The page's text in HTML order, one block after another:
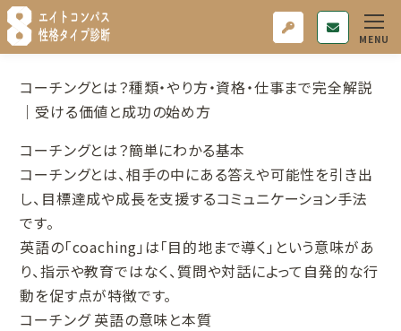
コーチングとは？種類・やり方・資格・仕事まで完全解説
｜受ける価値と成功の始め方
コーチングとは？簡単にわかる基本
コーチングとは、相手の中にある答えや可能性を引き出
し、目標達成や成長を支援するコミュニケーション手法
です。
英語の「coaching」は「目的地まで導く」という意味があ
り、指示や教育ではなく、質問や対話によって自発的な行
動を促す点が特徴です。
コーチング 英語の意味と本質